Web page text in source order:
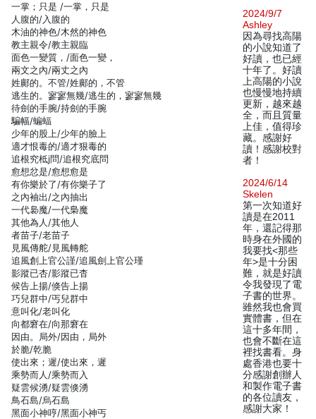
一掌；只是 /一掌，只是
人腹的/入腹的
木油的神色/木然的神色
教主親令/教主親臨
面色一變質，/面色一變，
兩文之內/兩丈之內
姓鄺的。不管/姓鄺的，不管
逃生的。寥寥無幾/逃生的，寥寥無幾
待劍的手腕/持劍的手腕
騙幅/蝙蝠
少年的股上/少年的臉上
適才恨毒的/適才狠毒的
追根究柢j問/追根究底問
愈想忿是/愈想愈是
有你樂於了/有你樂子了
之內袖出/之內抽出
一代裊魔/一代梟魔
其他為人/其他人
者苗子/老苗子
見風傳舵/見風轉舵
追風創上官公謹/追風劍上官公瑾
影蹤已杏/影蹤已杳
候告上揚/倏告上揚
巧兒群中/丐兒群中
意叫化/老叫化
向都窘在/向那窘在
因由。局外/因由，局外
於脆/乾脆
使出來；遲/使出來，遲
乘勢而人/乘勢而入
疑雲候湧/疑雲倏湧
鳥石島/烏石島
黑面小神哼/黑面小神丐
2024/9/7
Ashley
因為尋找高陽
的小說知道了
好讀，也已經
十年了。好讀
上高陽的小說
也慢慢地持續
更新，越來越
全，而且質量
上佳，值得珍
藏。感謝好
讀！感謝校對
者！
2024/6/14
Skelen
第一次知道好
讀是在2011
年，還記得那
時身在外國的
我要找<那些
年>是十分困
難，就是好讀
令我發現了電
子書的世界。
雖然我也會買
實體書，但在
這十多年間，
也會不斷在這
裡找書看。身
處香港也要十
分感謝創辦人
和製作電子書
的各位讀友，
感謝大家！